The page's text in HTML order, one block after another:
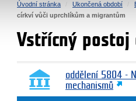
Úvodní stránka Ukončená období
církví vůči uprchlíkům a migrantům
Vstřícný postoj
oddělení 5804 -
mechanismů